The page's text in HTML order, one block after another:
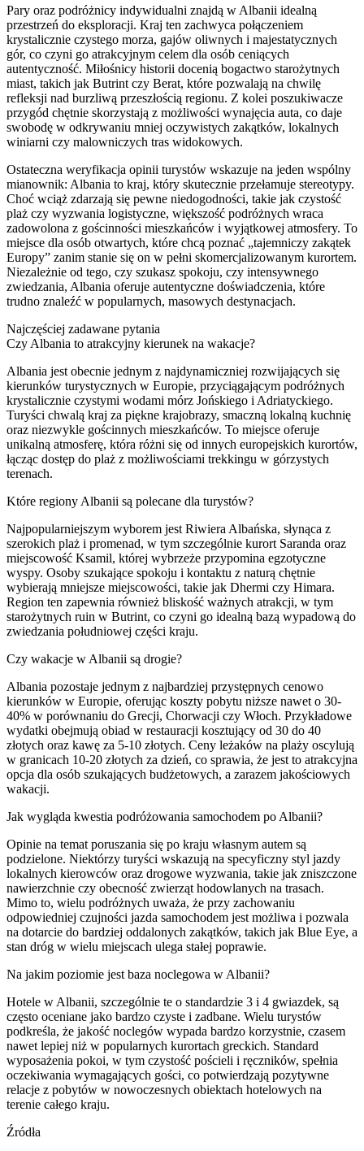
Pary oraz podróżnicy indywidualni znajdą w Albanii idealną
przestrzeń do eksploracji. Kraj ten zachwyca połączeniem
krystalicznie czystego morza, gajów oliwnych i majestatycznych
gór, co czyni go atrakcyjnym celem dla osób ceniących
autentyczność. Miłośnicy historii docenią bogactwo starożytnych
miast, takich jak Butrint czy Berat, które pozwalają na chwilę
refleksji nad burzliwą przeszłością regionu. Z kolei poszukiwacze
przygód chętnie skorzystają z możliwości wynajęcia auta, co daje
swobodę w odkrywaniu mniej oczywistych zakątków, lokalnych
winiarni czy malowniczych tras widokowych.
Ostateczna weryfikacja opinii turystów wskazuje na jeden wspólny
mianownik: Albania to kraj, który skutecznie przełamuje stereotypy.
Choć wciąż zdarzają się pewne niedogodności, takie jak czystość
plaż czy wyzwania logistyczne, większość podróżnych wraca
zadowolona z gościnności mieszkańców i wyjątkowej atmosfery. To
miejsce dla osób otwartych, które chcą poznać „tajemniczy zakątek
Europy” zanim stanie się on w pełni skomercjalizowanym kurortem.
Niezależnie od tego, czy szukasz spokoju, czy intensywnego
zwiedzania, Albania oferuje autentyczne doświadczenia, które
trudno znaleźć w popularnych, masowych destynacjach.
Najczęściej zadawane pytania
Czy Albania to atrakcyjny kierunek na wakacje?
Albania jest obecnie jednym z najdynamiczniej rozwijających się
kierunków turystycznych w Europie, przyciągającym podróżnych
krystalicznie czystymi wodami mórz Jońskiego i Adriatyckiego.
Turyści chwalą kraj za piękne krajobrazy, smaczną lokalną kuchnię
oraz niezwykle gościnnych mieszkańców. To miejsce oferuje
unikalną atmosferę, która różni się od innych europejskich kurortów,
łącząc dostęp do plaż z możliwościami trekkingu w górzystych
terenach.
Które regiony Albanii są polecane dla turystów?
Najpopularniejszym wyborem jest Riwiera Albańska, słynąca z
szerokich plaż i promenad, w tym szczególnie kurort Saranda oraz
miejscowość Ksamil, której wybrzeże przypomina egzotyczne
wyspy. Osoby szukające spokoju i kontaktu z naturą chętnie
wybierają mniejsze miejscowości, takie jak Dhermi czy Himara.
Region ten zapewnia również bliskość ważnych atrakcji, w tym
starożytnych ruin w Butrint, co czyni go idealną bazą wypadową do
zwiedzania południowej części kraju.
Czy wakacje w Albanii są drogie?
Albania pozostaje jednym z najbardziej przystępnych cenowo
kierunków w Europie, oferując koszty pobytu niższe nawet o 30-
40% w porównaniu do Grecji, Chorwacji czy Włoch. Przykładowe
wydatki obejmują obiad w restauracji kosztujący od 30 do 40
złotych oraz kawę za 5-10 złotych. Ceny leżaków na plaży oscylują
w granicach 10-20 złotych za dzień, co sprawia, że jest to atrakcyjna
opcja dla osób szukających budżetowych, a zarazem jakościowych
wakacji.
Jak wygląda kwestia podróżowania samochodem po Albanii?
Opinie na temat poruszania się po kraju własnym autem są
podzielone. Niektórzy turyści wskazują na specyficzny styl jazdy
lokalnych kierowców oraz drogowe wyzwania, takie jak zniszczone
nawierzchnie czy obecność zwierząt hodowlanych na trasach.
Mimo to, wielu podróżnych uważa, że przy zachowaniu
odpowiedniej czujności jazda samochodem jest możliwa i pozwala
na dotarcie do bardziej oddalonych zakątków, takich jak Blue Eye, a
stan dróg w wielu miejscach ulega stałej poprawie.
Na jakim poziomie jest baza noclegowa w Albanii?
Hotele w Albanii, szczególnie te o standardzie 3 i 4 gwiazdek, są
często oceniane jako bardzo czyste i zadbane. Wielu turystów
podkreśla, że jakość noclegów wypada bardzo korzystnie, czasem
nawet lepiej niż w popularnych kurortach greckich. Standard
wyposażenia pokoi, w tym czystość pościeli i ręczników, spełnia
oczekiwania wymagających gości, co potwierdzają pozytywne
relacje z pobytów w nowoczesnych obiektach hotelowych na
terenie całego kraju.
Źródła